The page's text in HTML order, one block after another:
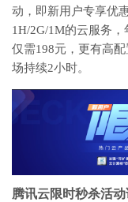
动，即新用户专享优
1H/2G/1M的云服务，
仅需198元，更有高
场持续2小时。
腾讯云限时秒杀活